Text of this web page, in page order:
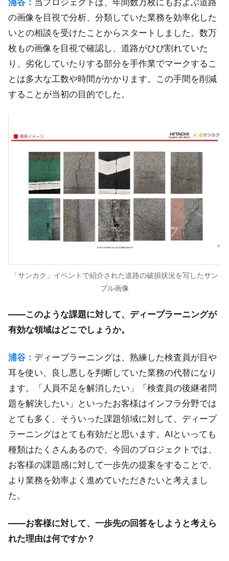
の画像を目視で分析、分類していた業務を効率化した
いとの相談を受けたことからスタートしました。数万
枚もの画像を目視で確認し、道路がひび割れていた
り、劣化していたりする部分を手作業でマークするこ
とは多大な工数や時間がかかります。この手間を削減
することが当初の目的でした。
「サンカク」イベントで紹介された道路の破損状況を写したサン
プル画像
――このような課題に対して、ディープラーニングが
有効な領域はどこでしょうか。
浦谷： ディープラーニングは、熟練した検査員が目や
耳を使い、良し悪しを判断していた業務の代替になり
ます。「人員不足を解消したい」「検査員の後継者問
題を解決したい」といったお客様はインフラ分野では
とても多く、そういった課題領域に対して、ディープ
ラーニングはとても有効だと思います。AIといっても
種類はたくさんあるので、今回のプロジェクトでは、
お客様の課題感に対して一歩先の提案をすることで、
より業務を効率よく進めていただきたいと考えまし
た。
――お客様に対して、一歩先の回答をしようと考えら
れた理由は何ですか？